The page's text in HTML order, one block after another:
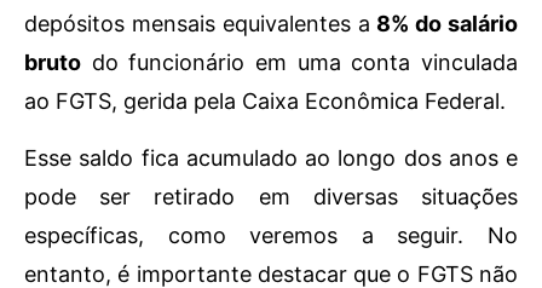
depósitos mensais equivalentes a 8% do salário
bruto do funcionário em uma conta vinculada
ao FGTS, gerida pela Caixa Econômica Federal.
Esse saldo fica acumulado ao longo dos anos e
pode ser retirado em diversas situações
específicas, como veremos a seguir. No
entanto, é importante destacar que o FGTS não